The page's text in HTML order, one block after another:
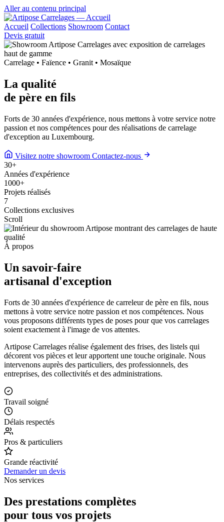
Aller au contenu principal
Accueil Collections Showroom Contact
Devis gratuit
Carrelage • Faïence • Granit • Mosaïque
La qualité
de père en fils
Forts de 30 années d'expérience, nous mettons à votre service notre
passion et nos compétences pour des réalisations de carrelage
d'exception au Luxembourg.
Visitez notre showroom Contactez-nous
30+
Années d'expérience
1000+
Projets réalisés
7
Collections exclusives
Scroll
À propos
Un savoir-faire
artisanal d'exception
Forts de 30 années d'expérience de carreleur de père en fils, nous
mettons à votre service notre passion et nos compétences. Nous
vous proposons différents types de poses pour que vos carrelages
soient exactement à l'image de vos attentes.
Artipose Carrelages réalise également des frises, des listels qui
décorent vos pièces et leur apportent une touche originale. Nous
intervenons auprès des particuliers, des professionnels, des
entreprises, des collectivités et des administrations.
Travail soigné
Délais respectés
Pros & particuliers
Grande réactivité
Demander un devis
Nos services
Des prestations complètes
pour tous vos projets